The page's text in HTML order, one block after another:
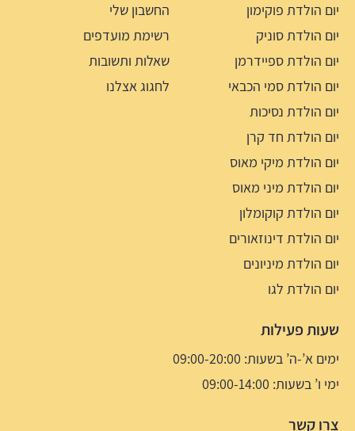
יום הולדת פוקימון
יום הולדת סוניק
יום הולדת ספיידרמן
יום הולדת סמי הכבאי
יום הולדת נסיכות
יום הולדת חד קרן
יום הולדת מיקי מאוס
יום הולדת מיני מאוס
יום הולדת קוקומלון
יום הולדת דינוזאורים
יום הולדת מיניונים
יום הולדת לגו
החשבון שלי
רשימת מועדפים
שאלות ותשובות
לחגוג אצלנו
שעות פעילות
ימים א’-ה’ בשעות: 09:00-20:00
ימי ו’ בשעות: 09:00-14:00
צרו קשר